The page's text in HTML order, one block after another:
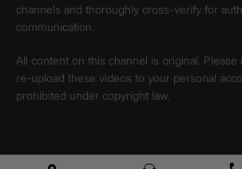
channels and thoroughly cross-verify for
communication.
All content on this channel is original.
re-upload these videos to your personal
prohibited under copyright law.